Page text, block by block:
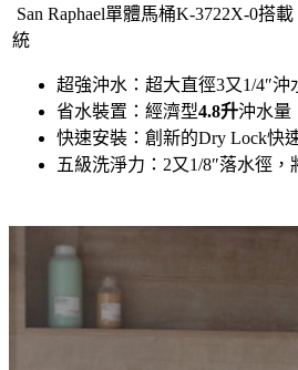
San Raphael單體馬桶K-3722X-0搭
統
超強沖水：超大直徑3又1/4″
省水裝置：經濟型4.8升沖水量
快速安裝：創新的Dry Lock快
五級洗淨力：2又1/8″落水徑，